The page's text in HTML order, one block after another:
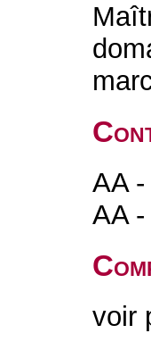
AA
AA
voir